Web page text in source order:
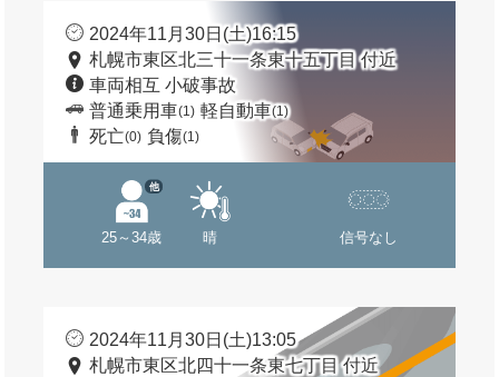
2024年11月30日(土)16:15
札幌市東区北三十一条東十五丁目 付近
車両相互 小破事故
普通乗用車(1) 軽自動車(1)
死亡(0) 負傷(1)
25～34歳
他
晴 信号なし
2024年11月30日(土)13:05
札幌市東区北四十一条東七丁目 付近